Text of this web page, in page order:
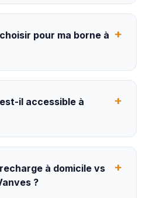
pour ma borne à +
il accessible à
+
à domicile vs
?
+